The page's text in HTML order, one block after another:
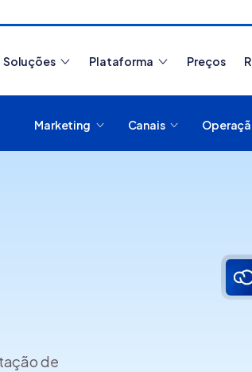
Soluções Plataforma Preços
Marketing Canais
de